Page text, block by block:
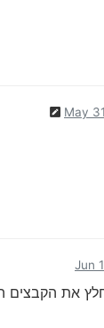
May
Jun
את הקבצים